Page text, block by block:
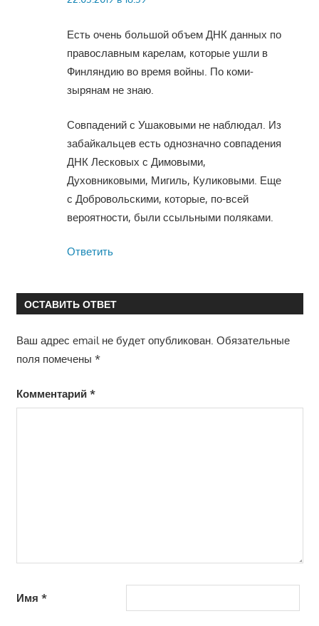
Есть очень большой объем ДНК данных по
православным карелам, которые ушли в
Финляндию во время войны. По коми-
зырянам не знаю.
Совпадений с Ушаковыми не наблюдал. Из
забайкальцев есть однозначно совпадения
ДНК Лесковых с Димовыми,
Духовниковыми, Мигиль, Куликовыми. Еще
с Добровольскими, которые, по-всей
вероятности, были ссыльными поляками.
Ответить
ОСТАВИТЬ ОТВЕТ
Ваш адрес email не будет опубликован. Обязательные
поля помечены *
Комментарий *
Имя *